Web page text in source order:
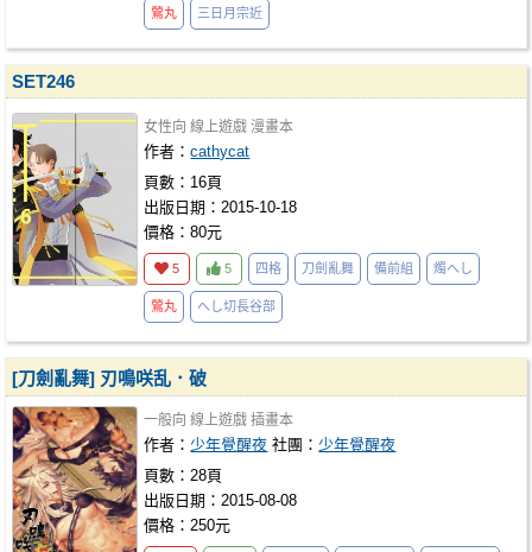
鶯丸 三日月宗近
SET246
女性向 線上遊戲 漫畫本
作者：cathycat
頁數：16頁
出版日期：2015-10-18
價格：80元
5 5 四格 刀劍亂舞 備前組 燭へし
鶯丸 へし切長谷部
[刀劍亂舞] 刃鳴咲乱．破
一般向 線上遊戲 插畫本
作者： 少年覺醒夜 社團： 少年覺醒夜
頁數：28頁
出版日期：2015-08-08
價格：250元